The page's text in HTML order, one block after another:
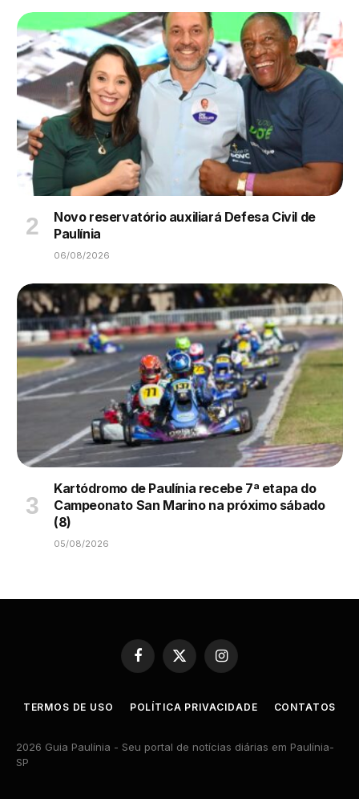
Novo reservatório auxiliará Defesa Civil de
Paulínia
06/08/2026
Kartódromo de Paulínia recebe 7ª etapa do
Campeonato San Marino na próximo sábado
(8)
05/08/2026
Facebook
X
(Twitter)
Instagram
TERMOS DE USO POLÍTICA PRIVACIDADE CONTATOS
2026 Guia Paulínia - Seu portal de notícias diárias em Paulínia-
SP